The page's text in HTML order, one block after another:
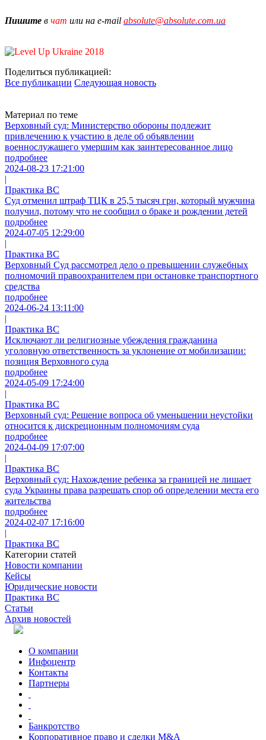
Пишите в чат или на e-mail absolute@absolute.com.ua
Поделиться публикацией:
Все публикации Следующая новость
Материал по теме
Верховный суд: Министерство обороны подлежит
привлечению к участию в деле об объявлении
военнослужащего умершим как заинтересованное лицо
подробнее
2024-08-23 17:21:00
|
Практика ВС
Суд отменил штраф ТЦК в 25,5 тысяч грн, который мужчина
получил, потому что не сообщил о браке и рождении детей
подробнее
2024-07-05 12:29:00
|
Практика ВС
Верховный Суд рассмотрел дело о превышении служебных
полномочий правоохранителем при остановке транспортного
средства
подробнее
2024-06-24 13:11:00
|
Практика ВС
Исключают ли религиозные убеждения гражданина
уголовную ответственность за уклонение от мобилизации:
позиция Верховного суда
подробнее
2024-05-09 17:24:00
|
Практика ВС
Верховный суд: Решение вопроса об уменьшении неустойки
относится к дискреционным полномочиям суда
подробнее
2024-04-09 17:07:00
|
Практика ВС
Верховный суд: Нахождение ребенка за границей не лишает
суда Украины права разрешать спор об определении места его
жительства
подробнее
2024-02-07 17:16:00
|
Практика ВС
Категории статей
Новости компании
Кейсы
Юридические новости
Практика ВС
Статьи
Архив новостей
О компании
Инфоцентр
Контакты
Партнеры
Банкротство
Корпоративное право и сделки M&A